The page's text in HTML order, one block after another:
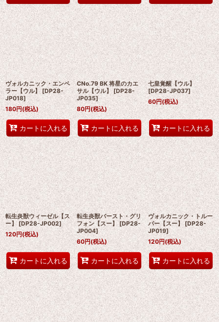
ヴォルカニック・エンペ
ラー【ウル】 [DP28-
JP018]
180円(税込)
カートに入れる
CNo.79 BK 将星のカエ
サル【ウル】 [DP28-
JP035]
80円(税込)
カートに入れる
七皇覚醒【ウル】
[DP28-JP037]
60円(税込)
カートに入れる
転生炎獣ウィーゼル【ス
ー】 [DP28-JP002]
120円(税込)
カートに入れる
転生炎獣バースト・グリ
フォン【スー】 [DP28-
JP004]
60円(税込)
カートに入れる
ヴォルカニック・トルー
パー【スー】 [DP28-
JP019]
120円(税込)
カートに入れる